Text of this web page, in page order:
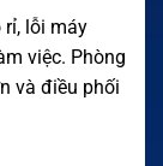
rỉ, lỗi máy
việc. Phòng
và điều phối